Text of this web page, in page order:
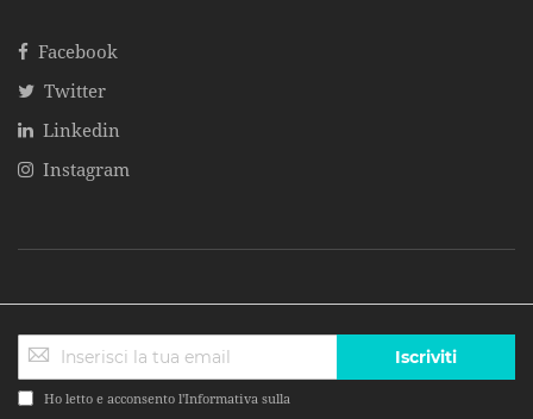
Facebook
Twitter
Linkedin
Instagram
Ho letto e acconsento l'Informativa sulla
Iscriviti